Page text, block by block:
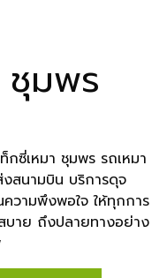
ชุมพร
กซี่เหมา ชุมพร รถเหมา
สนามบิน บริการดุจ
วามพึงพอใจ ให้ทุกการ
าย ถึงปลายทางอย่าง